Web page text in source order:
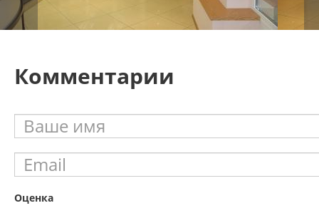
Комментарии
Оценка